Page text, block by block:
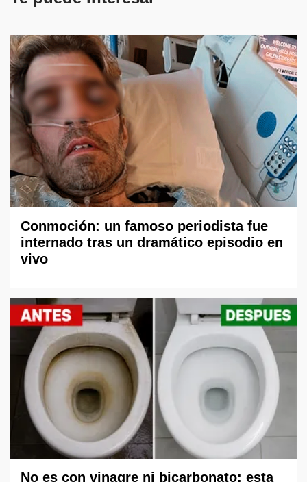
Conmoción: un famoso periodista fue
internado tras un dramático episodio en
vivo
No es con vinagre ni bicarbonato: esta